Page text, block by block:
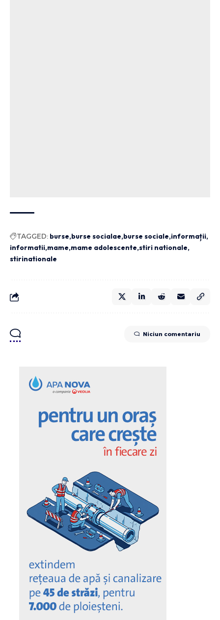
TAGGED: burse burse socialae burse sociale informații
informatii mame mame adolescente stiri nationale
stirinationale
Niciun comentariu